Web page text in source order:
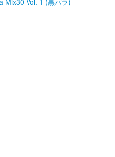
Mix30 Vol. 1 (黒パラ)